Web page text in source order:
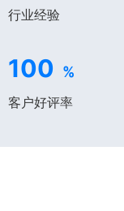
行业经验
100 %
客户好评率